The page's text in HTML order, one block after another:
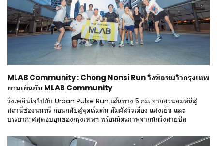
MLAB Community : Chong Nonsi Run วิ่งชิลชมวิวกรุงเทพ
ยามเย็นกับ MLAB Community
วิ่งเพลินใจไปกับ Urban Pulse Run เส้นทาง 5 กม. จากสวนลุมพินีสู่
สถานีช่องนนทรี ก่อนกลับสู่จุดเริ่มต้น สัมผัสวิวเมือง แสงเย็น และ
บรรยากาศสุดอบอุ่นของกรุงเทพฯ พร้อมมิตรภาพจากนักวิ่งสายชิล